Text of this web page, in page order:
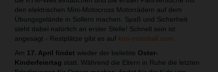
den elektrischen Mini-Motocross Motorrädern auf dem
Übungsgelände in Sollern machen. Spaß und Sicherheit
steht dabei natürlich an erster Stelle! Schnell sein ist
angesagt - Restplätze gibt es auf ktm-motohall.com
Am 17. April findet wieder der beliebte Oster-
Kinderfeiertag statt. Während die Eltern in Ruhe die letzten